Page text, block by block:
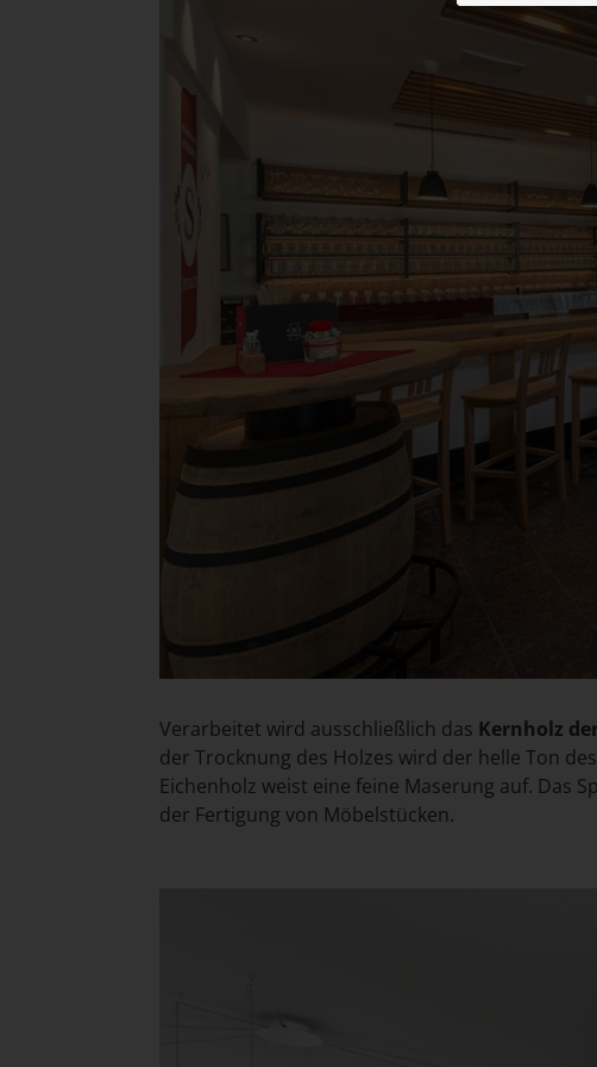
Verarbeitet wird ausschließlich das Kernholz
der Trocknung des Holzes wird der helle Ton
Eichenholz weist eine feine Maserung auf. Das
der Fertigung von Möbelstücken.